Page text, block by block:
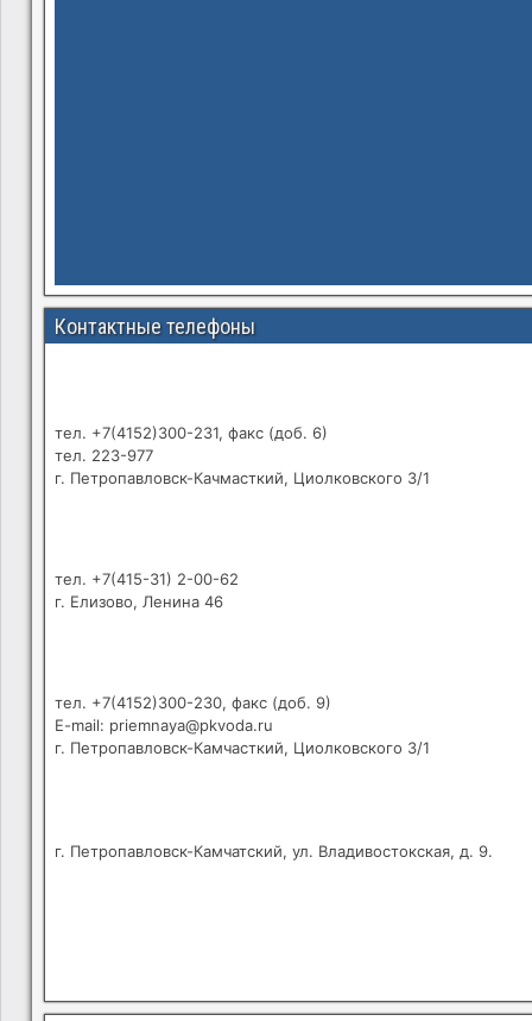
Контактные телефоны
тел. +7(4152)300-231, факс (доб. 6)
тел. 223-977
г. Петропавловск-Качмасткий, Циолковского 3/1
тел. +7(415-31) 2-00-62
г. Елизово, Ленина 46
тел. +7(4152)300-230, факс (доб. 9)
E-mail: priemnaya@pkvoda.ru
г. Петропавловск-Камчасткий, Циолковского 3/1
г. Петропавловск-Камчатский, ул. Владивостокская, д. 9.